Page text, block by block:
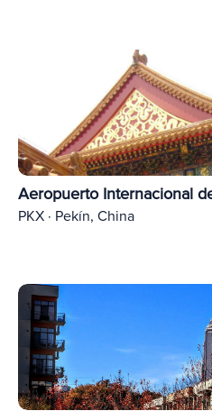
Aeropuerto Internacional
PKX · Pekín, China